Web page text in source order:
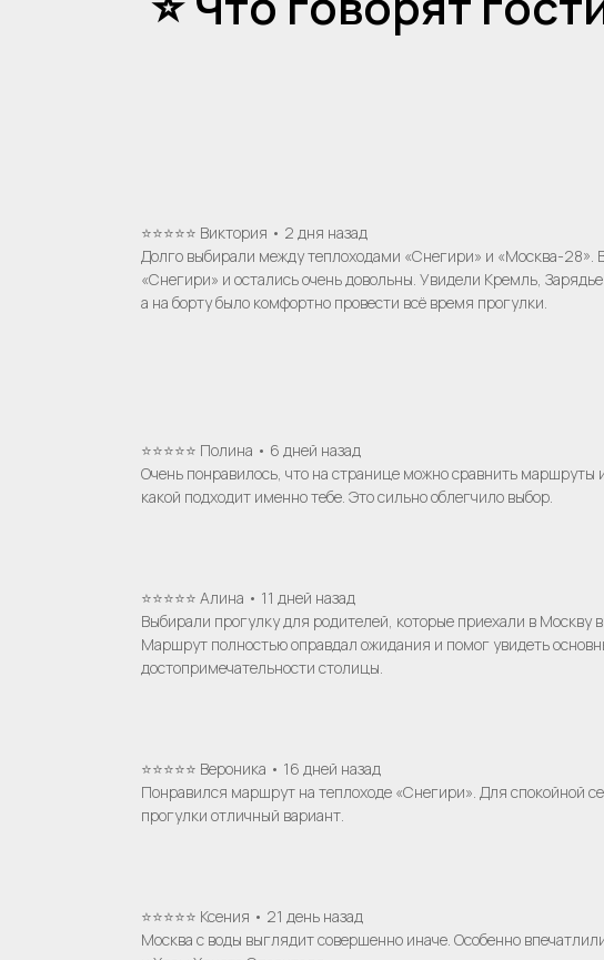
⭐⭐⭐⭐⭐ Виктория • 2 дня назад
Долго выбирали между теплоходами «Снегири» и «Москва-28».
«Снегири» и остались очень довольны. Увидели Кремль,
а на борту было комфортно провести всё время прогулки.
⭐⭐⭐⭐⭐ Полина • 6 дней назад
Очень понравилось, что на странице можно сравнить маршруты
какой подходит именно тебе. Это сильно облегчило выбор.
⭐⭐⭐⭐⭐ Алина • 11 дней назад
Выбирали прогулку для родителей, которые приехали в Москву
Маршрут полностью оправдал ожидания и помог увидеть
достопримечательности столицы.
⭐⭐⭐⭐⭐ Вероника • 16 дней назад
Понравился маршрут на теплоходе «Снегири». Для спокойной
прогулки отличный вариант.
⭐⭐⭐⭐⭐ Ксения • 21 день назад
Москва с воды выглядит совершенно иначе. Особенно